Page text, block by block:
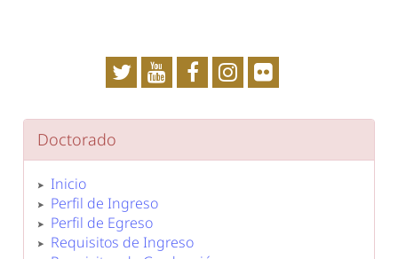
Doctorado
Inicio
Perfil de Ingreso
Perfil de Egreso
Requisitos de Ingreso